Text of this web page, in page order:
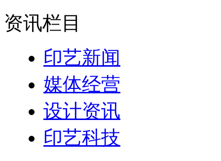
资讯栏目
印艺新闻
媒体经营
设计资讯
印艺科技